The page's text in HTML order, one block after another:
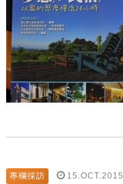
專欄採訪 15.OCT.2015